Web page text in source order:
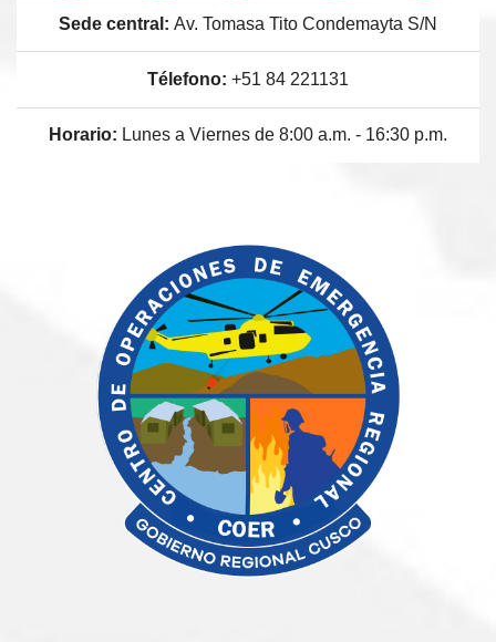
Sede central: Av. Tomasa Tito Condemayta S/N
Télefono: +51 84 221131
Horario: Lunes a Viernes de 8:00 a.m. - 16:30 p.m.